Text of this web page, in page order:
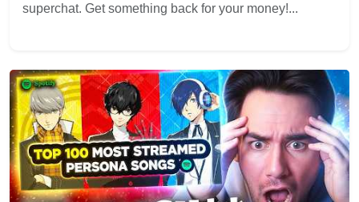
superchat. Get something back for your money!...